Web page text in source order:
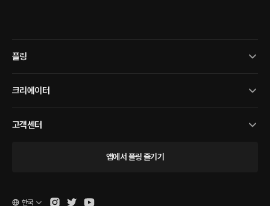
플링
크리에이터
고객센터
앱에서 플링 즐기기
한국